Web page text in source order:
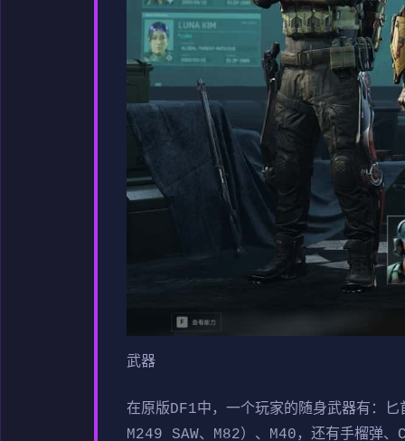
武器
在原版DF1中，一个玩家的随身武器有：
M249 SAW、M82）、M40，还有手榴弹